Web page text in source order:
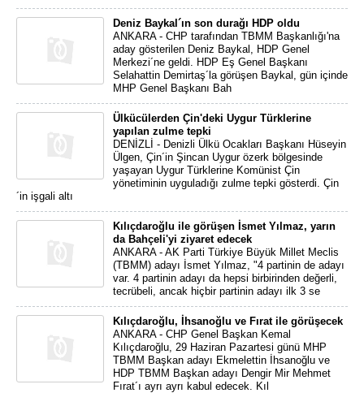
Deniz Baykal´ın son durağı HDP oldu
ANKARA - CHP tarafından TBMM Başkanlığı'na
aday gösterilen Deniz Baykal, HDP Genel
Merkezi´ne geldi. HDP Eş Genel Başkanı
Selahattin Demirtaş´la görüşen Baykal, gün içinde
MHP Genel Başkanı Bah
Ülkücülerden Çin'deki Uygur Türklerine
yapılan zulme tepki
DENİZLİ - Denizli Ülkü Ocakları Başkanı Hüseyin
Ülgen, Çin´in Şincan Uygur özerk bölgesinde
yaşayan Uygur Türklerine Komünist Çin
yönetiminin uyguladığı zulme tepki gösterdi. Çin
´in işgali altı
Kılıçdaroğlu ile görüşen İsmet Yılmaz, yarın
da Bahçeli'yi ziyaret edecek
ANKARA - AK Parti Türkiye Büyük Millet Meclis
(TBMM) adayı İsmet Yılmaz, "4 partinin de adayı
var. 4 partinin adayı da hepsi birbirinden değerli,
tecrübeli, ancak hiçbir partinin adayı ilk 3 se
Kılıçdaroğlu, İhsanoğlu ve Fırat ile görüşecek
ANKARA - CHP Genel Başkan Kemal
Kılıçdaroğlu, 29 Haziran Pazartesi günü MHP
TBMM Başkan adayı Ekmelettin İhsanoğlu ve
HDP TBMM Başkan adayı Dengir Mir Mehmet
Fırat´ı ayrı ayrı kabul edecek. Kıl